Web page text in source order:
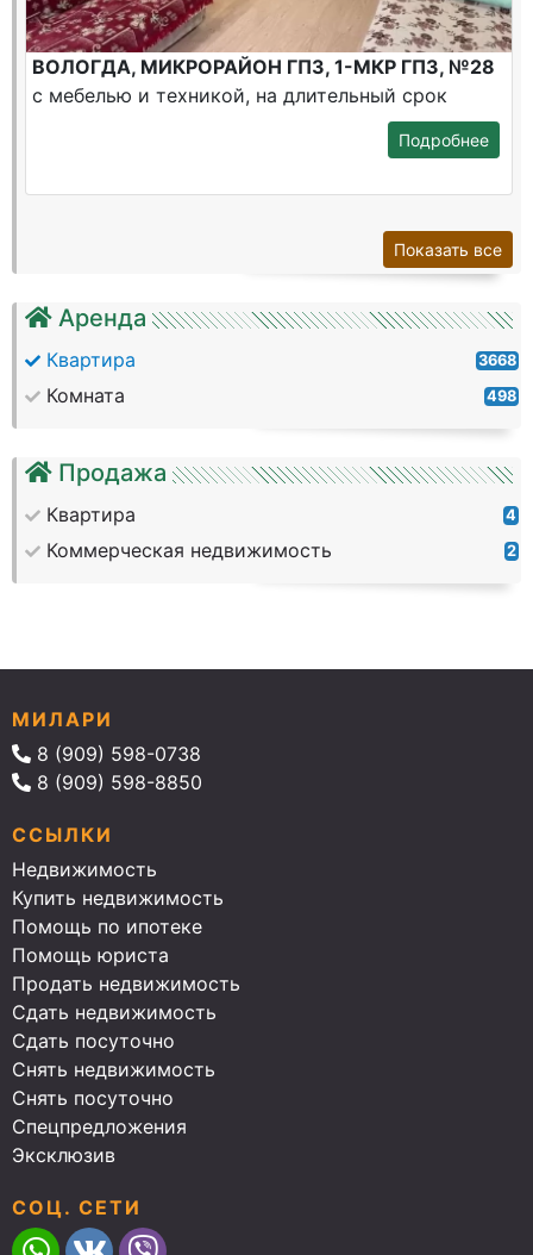
Аренда
Квартира 3668
Комната 498
Продажа
Квартира 4
Коммерческая недвижимость 2
ВОЛОГДА, МИКРОРАЙОН ГПЗ, 1-МКР ГПЗ, №28
с мебелью и техникой, на длительный срок
Подробнее
Показать все
МИЛАРИ
8 (909) 598-0738
8 (909) 598-8850
ССЫЛКИ
Недвижимость
Купить недвижимость
Помощь по ипотеке
Помощь юриста
Продать недвижимость
Сдать недвижимость
Сдать посуточно
Снять недвижимость
Снять посуточно
Спецпредложения
Эксклюзив
СОЦ. СЕТИ